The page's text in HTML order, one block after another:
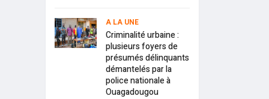
A LA UNE
Criminalité urbaine :
plusieurs foyers de
présumés délinquants
démantelés par la
police nationale à
Ouagadougou